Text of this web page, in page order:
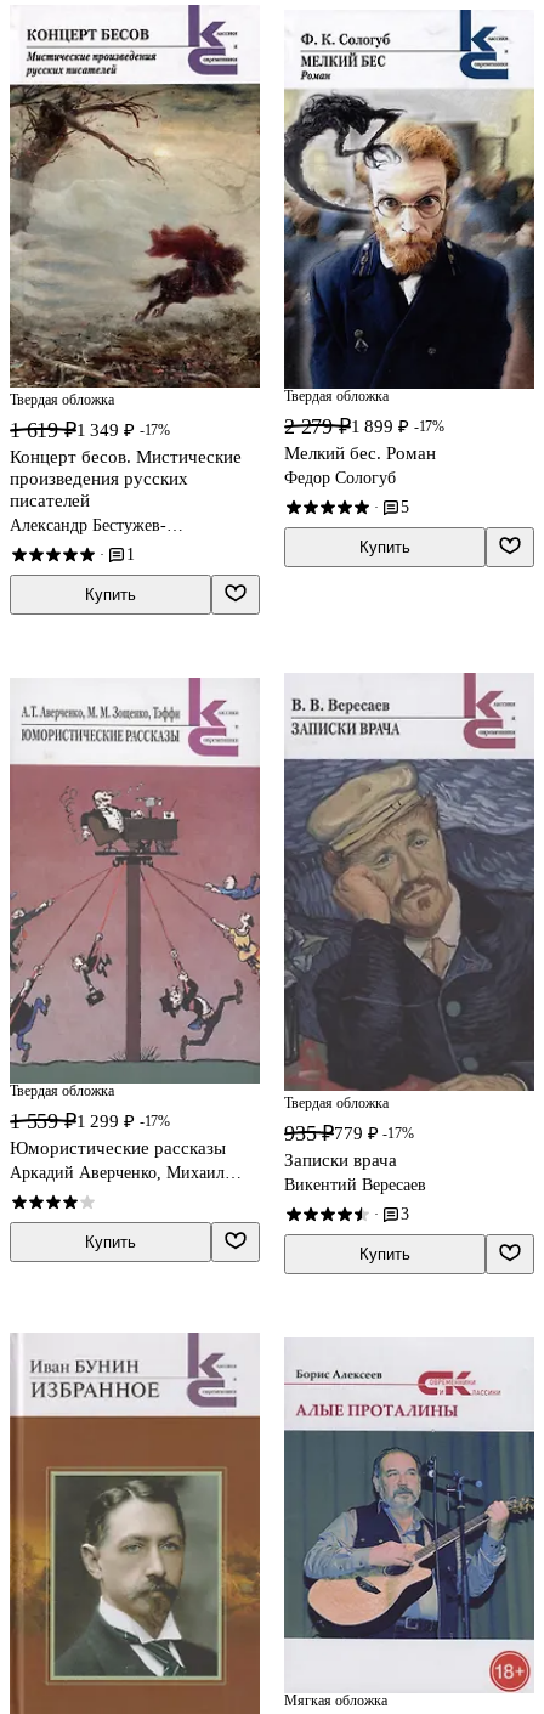
Твердая обложка
1 619 ₽1 349 ₽ -17%
Концерт бесов. Мистические
произведения русских
писателей
Александр Бестужев-
Марлинский, Алексей Толстой
· 1
Купить
Твердая обложка
2 279 ₽1 899 ₽ -17%
Мелкий бес. Роман
Федор Сологуб
· 5
Купить
Твердая обложка
1 559 ₽1 299 ₽ -17%
Юмористические рассказы
Аркадий Аверченко, Михаил
Зощенко, Надежда Тэффи
Купить
Твердая обложка
935 ₽779 ₽ -17%
Записки врача
Викентий Вересаев
· 3
Купить
Мягкая обложка